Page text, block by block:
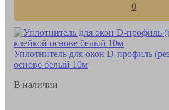
0
Уплотнитель для окон D-профиль
основе белый 10м
В наличии